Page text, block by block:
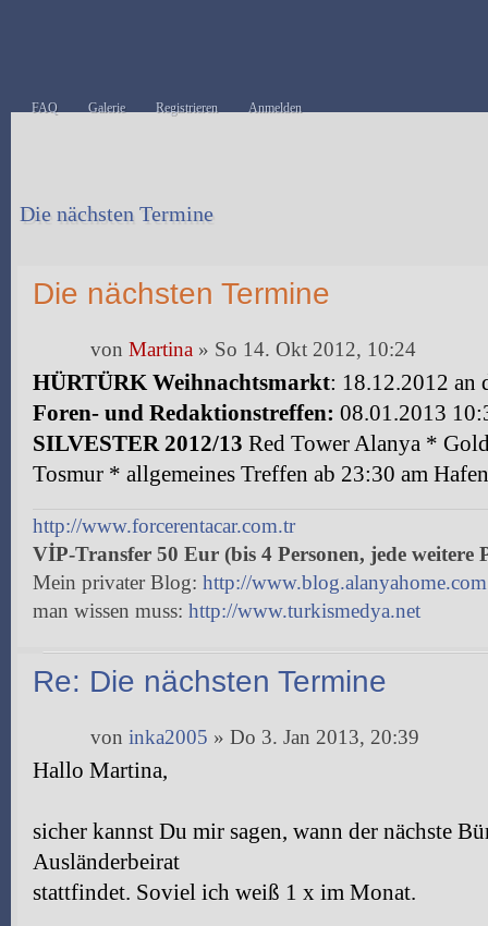
FAQ Galerie Registrieren Anmelden
Die nächsten Termine
Die nächsten Termine
von Martina » So 14. Okt 2012, 10:24
HÜRTÜRK Weihnachtsmarkt: 18.12.2012 an
Foren- und Redaktionstreffen: 08.01.2013
SILVESTER 2012/13 Red Tower Alanya *
Tosmur * allgemeines Treffen ab 23:30 am Hafen
http://www.forcerentacar.com.tr
VİP-Transfer 50 Eur (bis 4 Personen, jede weitere
Mein privater Blog: http://www.blog.alanyahome.com
man wissen muss: http://www.turkismedya.net
Re: Die nächsten Termine
von inka2005 » Do 3. Jan 2013, 20:39
Hallo Martina,
sicher kannst Du mir sagen, wann der nächste
Ausländerbeirat
stattfindet. Soviel ich weiß 1 x im Monat.